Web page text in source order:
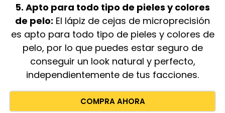
5. Apto para todo tipo de pieles y colores
de pelo: El lápiz de cejas de microprecisión
es apto para todo tipo de pieles y colores de
pelo, por lo que puedes estar seguro de
conseguir un look natural y perfecto,
independientemente de tus facciones.
COMPRA AHORA